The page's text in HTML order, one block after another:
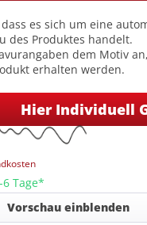
es sich um eine
des Produktes handelt.
dem Motiv
erhalten werden.
Hier Individuell
Tage*
Vorschau einblenden